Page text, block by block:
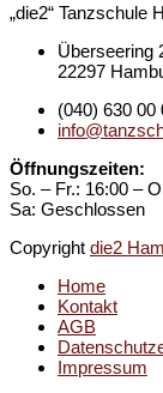
„die2“ Tanzschule
Überseering
22297
(040) 630 00
Öffnungszeiten:
So. – Fr.: 16:00 –
Sa: Geschlossen
Copyright die2
Home
Kontakt
AGB
Impressum